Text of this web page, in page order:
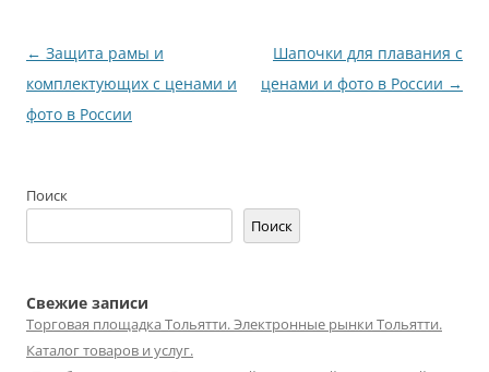
Навигация
по
записям
← Защита рамы и
комплектующих с ценами и
фото в России
Шапочки для плавания с
ценами и фото в России →
Поиск
Поиск
Свежие записи
Торговая площадка Тольятти. Электронные рынки Тольятти.
Каталог товаров и услуг.